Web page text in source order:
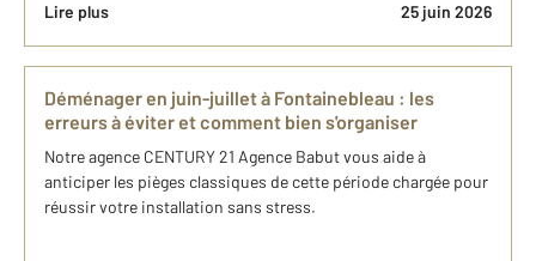
Lire plus 25 juin 2026
Déménager en juin-juillet à Fontainebleau : les
erreurs à éviter et comment bien s'organiser
Notre agence CENTURY 21 Agence Babut vous aide à
anticiper les pièges classiques de cette période chargée pour
réussir votre installation sans stress.